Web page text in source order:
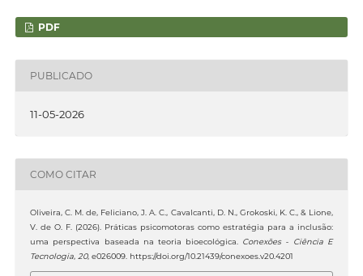
PDF
PUBLICADO
11-05-2026
COMO CITAR
Oliveira, C. M. de, Feliciano, J. A. C., Cavalcanti, D. N., Grokoski, K. C., & Lione,
V. de O. F. (2026). Práticas psicomotoras como estratégia para a inclusão:
uma perspectiva baseada na teoria bioecológica. Conexões - Ciência E
Tecnologia, 20, e026009. https://doi.org/10.21439/conexoes.v20.4201